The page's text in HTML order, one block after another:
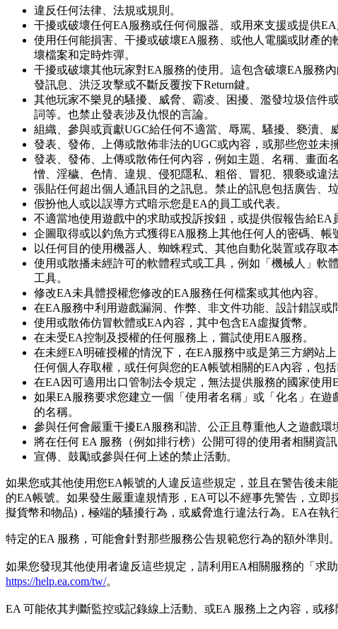
違反任何法律、法規或規則。
干擾或破壞任何EA服務或任何伺服器、或用來支援或提供
使用任何能損害、干擾或破壞EA服務、或他人電腦或財產
壞檔案和定時炸彈。
干擾或破壞其他玩家對EA服務的使用。這包含破壞EA服務
發訊息、洪泛攻擊或不斷反覆按下Return鍵。
其他玩家不樂見的騷擾、威脅、霸凌、困擾、濫發垃圾信件
詞等。也禁止發表涉及仇恨的言論。
組織、參與或貢獻UGC給任何不適當、辱罵、騷擾、褻瀆、
發表、發佈、上傳或散佈非法的UGC或內容，或那些您並未
發表、發佈、上傳或散佈任何內容，例如主題、名稱、畫面
憎、淫穢、色情、違規、侵犯隱私、粗俗、冒犯、猥褻或違法
張貼任何超出個人通訊目的之訊息。禁止的訊息包括廣告、
假扮他人或以誤導方式暗示您是EA的員工或代表。
不適當地使用遊戲中的求助或投訴按鈕，或提供假報告給EA
企圖取得或以釣魚方式獲得EA服務上其他任何人的密碼、帳
以任何目的使用機器人、蜘蛛程式、其他自動化裝置或存取
使用或散播未經許可的軟體程式或工具，例如「機械人」軟
工具。
修改EA未具體授權您修改的EA服務任何檔案或其他內容。
在EA服務中利用遊戲漏洞、作弊、非文件功能、設計錯誤或
使用或散佈仿冒軟體或EA內容，其中包含EA虛擬貨幣。
在未受EA控制及授權的任何服務上，嘗試使用EA服務。
在未經EA明確授權的情況下，在EA服務中或是第三方網站
任何個人存取權，或任何與您的EA帳號相關的EA內容，包括
在EA因可適用出口管制法令規定，無法提供服務的國家使用
如果EA服務要求您建立一個「使用者名稱」或「化名」在
的名稱。
參與任何會嚴重干擾EA服務和諧、公正且尊重他人之遊戲環
將在任何 EA 服務（例如排行榜）公開可得的使用者相關資
宣傳、鼓勵或參與任何上述的禁止活動。
如果您或其他使用您EA帳號的人違反這些規定，並且在警告後未
的EA帳號。如果發生嚴重違規情形，EA可以不經事先警告，立
擬貨幣和物品)，極端的騷擾行為，或威脅進行違法行為。EA在
特定的EA 服務，可能會針對那些服務公告規範您行為的額外準則。
如果您發現其他使用者違反這些規定，請利用EA相關服務的「求
https://help.ea.com/tw/。
EA 可能依其判斷監控或記錄線上活動、或EA 服務上之內容，或